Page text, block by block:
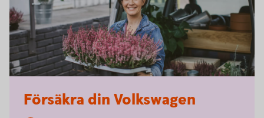
Försäkra din Volkswagen